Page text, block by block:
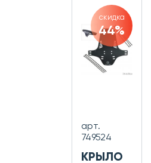
скидка
44%
арт.
749524
КРЫЛО